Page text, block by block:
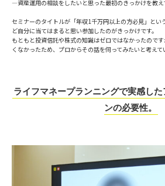
―資産運用の相談をしたいと思った最初のきっかけを教え
セミナーのタイトルが「年収1千万円以上の方必見」とい
ど自分に当てはまると思い参加したのがきっかけです。
もともと投資信託や株式の知識はゼロではなかったので
くなかったため、プロからその話を伺ってみたいと考えて
ライフマネープランニングで実感し
ンの必要性。